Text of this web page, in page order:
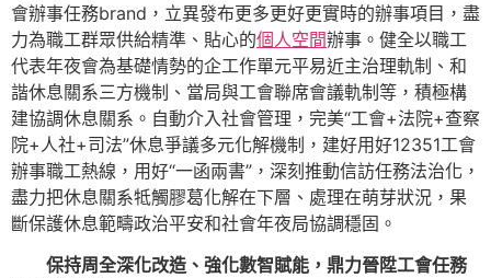
會辦事任務brand，立異發布更多更好更實時的辦事項目，盡
力為職工群眾供給精準、貼心的個人空間辦事。健全以職工
代表年夜會為基礎情勢的企工作單元平易近主治理軌制、和
諧休息關系三方機制、當局與工會聯席會議軌制等，積極構
建協調休息關系。自動介入社會管理，完美“工會+法院+查察
院+人社+司法”休息爭議多元化解機制，建好用好12351工會
辦事職工熱線，用好“一函兩書”，深刻推動信訪任務法治化，
盡力把休息關系牴觸膠葛化解在下層、處理在萌芽狀況，果
斷保護休息範疇政治平安和社會年夜局協調穩固。
保持周全深化改造、強化數智賦能，鼎力晉陞工會任務